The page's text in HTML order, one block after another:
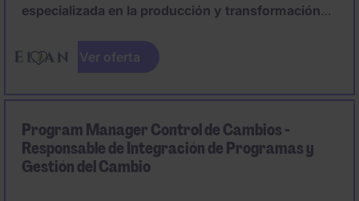
especializada en la producción y transformación
la soja , con foco en la sostenibilidad y la innovación
alimentaría, busca incorporar a un
Ver oferta
Program Manager Control de Cambios -
Responsable de Integración de Programas y
Gestión del Cambio